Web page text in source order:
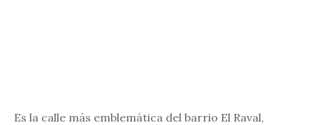
Es la calle más emblemática del barrio El Raval,